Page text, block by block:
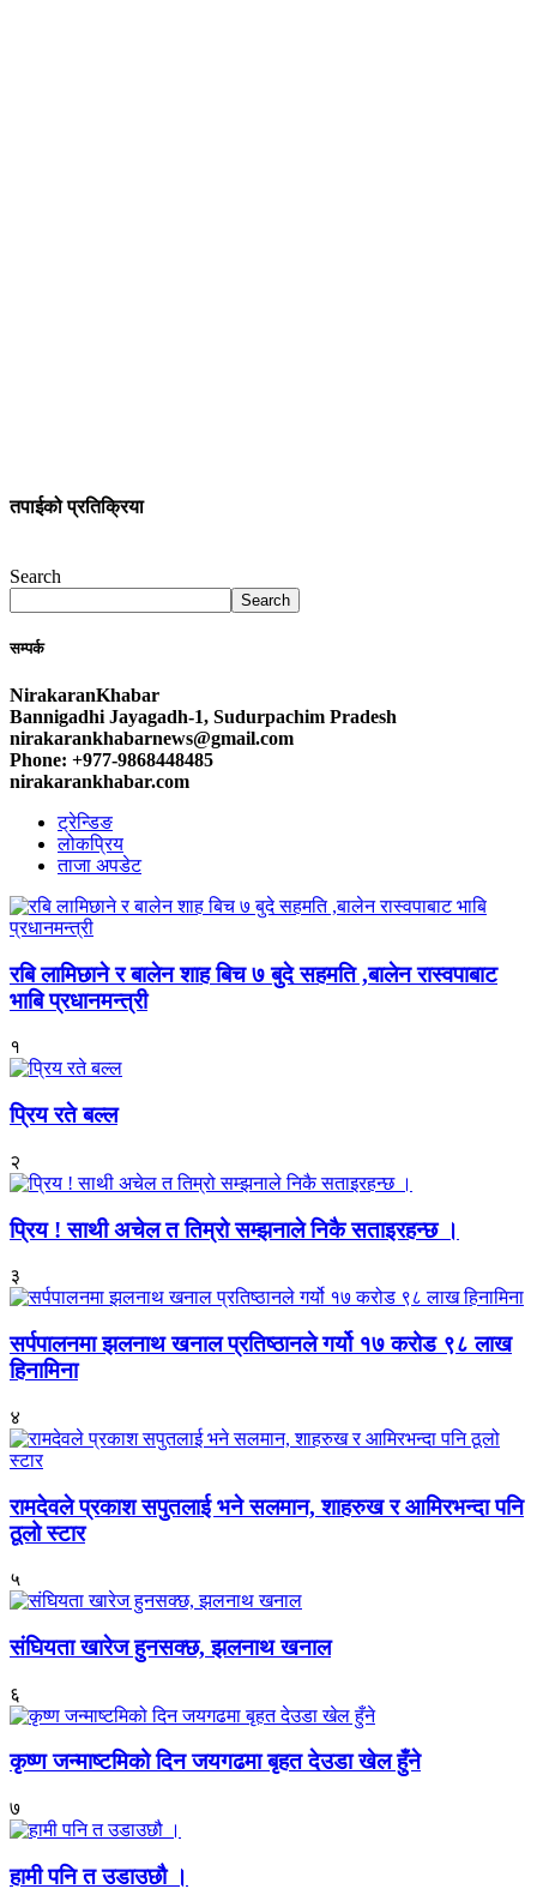
तपाईको प्रतिक्रिया
Search
Search
सम्पर्क
NirakaranKhabar
Bannigadhi Jayagadh-1, Sudurpachim Pradesh
nirakarankhabarnews@gmail.com
Phone: +977-9868448485
nirakarankhabar.com
ट्रेन्डिङ
लोकप्रिय
ताजा अपडेट
रबि लामिछाने र बालेन शाह बिच ७ बुदे सहमति ,बालेन रास्वपाबाट
भाबि प्रधानमन्त्री
१
प्रिय रते बल्ल
२
प्रिय ! साथी अचेल त तिम्रो सम्झनाले निकै सताइरहन्छ ।
३
सर्पपालनमा झलनाथ खनाल प्रतिष्ठानले गर्यो १७ करोड ९८ लाख
हिनामिना
४
रामदेवले प्रकाश सपुतलाई भने सलमान, शाहरुख र आमिरभन्दा पनि
ठूलो स्टार
५
संघियता खारेज हुनसक्छ, झलनाथ खनाल
६
कृष्ण जन्माष्टमिको दिन जयगढमा बृहत देउडा खेल हुँने
७
हामी पनि त उडाउछौ ।